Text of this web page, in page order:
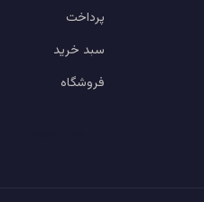
پرداخت
سبد خرید
فروشگاه